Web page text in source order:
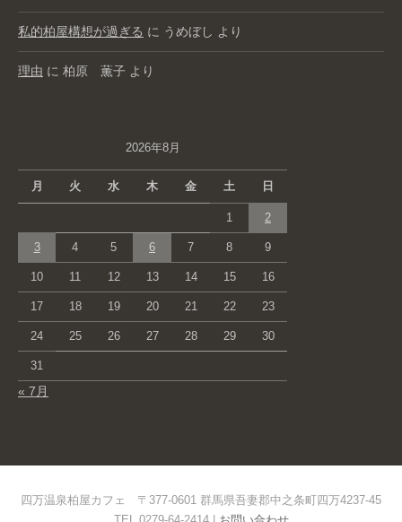
私的柏屋構想が過ぎる に うめぼし より
理由 に 柏原 薫子 より
2026年8月
月 火 水 木 金 土 日
1 2
3 4 5 6 7 8 9
10 11 12 13 14 15 16
17 18 19 20 21 22 23
24 25 26 27 28 29 30
31
« 7月
四万温泉柏屋カフェ 〒377-0601 群馬県吾妻郡中之条町四万4237-45